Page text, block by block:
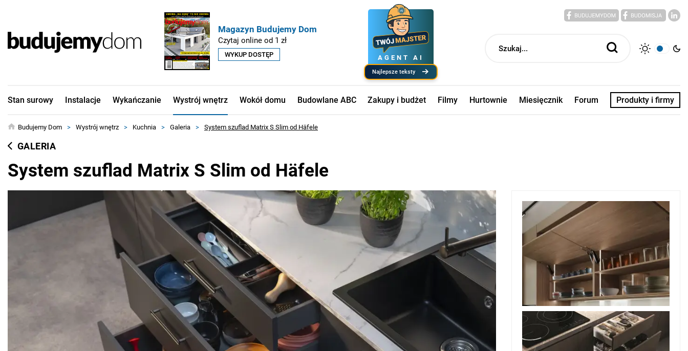
Magazyn Budujemy Dom
Czytaj online od 1 zł
WYKUP DOSTĘP AGENT AI
najlepsze teksty
Stan surowy Instalacje Wykańczanie Wystrój wnętrz Wokół domu Budowlane ABC Zakupy i budżet Filmy Hurtownie Miesięcznik Forum Produkty i firmy
Budujemy Dom > Wystrój wnętrz > Kuchnia > Galeria > System szuflad Matrix S Slim od Häfele
GALERIA
System szuflad Matrix S Slim od Häfele